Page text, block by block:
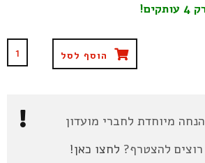
הוסף לסל
מיוחדת לחברי מועדון
רוצים להצטרף? לחצו כאן!